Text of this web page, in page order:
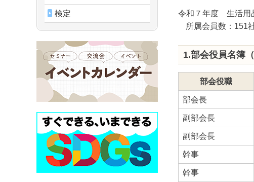
令和７年度 生活用
所属会員数：151
1.部会役員名簿
部会役職
部会長
副部会長
副部会長
幹事
幹事
検定